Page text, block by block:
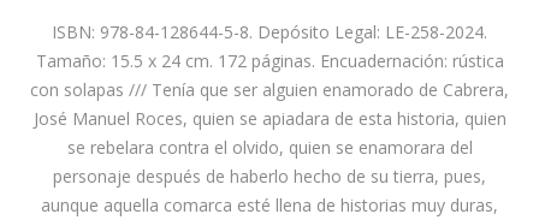
ISBN: 978-84-128644-5-8. Depósito Legal: LE-258-2024.
Tamaño: 15.5 x 24 cm. 172 páginas. Encuadernación: rústica
con solapas /// Tenía que ser alguien enamorado de Cabrera,
José Manuel Roces, quien se apiadara de esta historia, quien
se rebelara contra el olvido, quien se enamorara del
personaje después de haberlo hecho de su tierra, pues,
aunque aquella comarca esté llena de historias muy duras,